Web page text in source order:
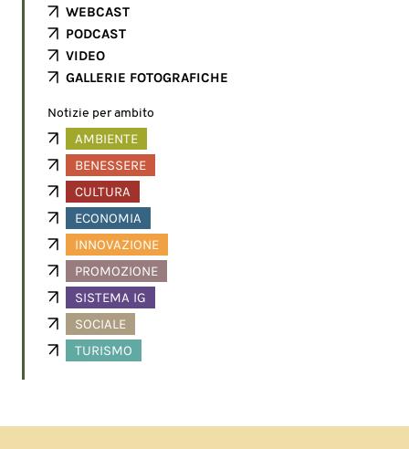
WEBCAST
PODCAST
VIDEO
GALLERIE FOTOGRAFICHE
Notizie per ambito
AMBIENTE
BENESSERE
CULTURA
ECONOMIA
INNOVAZIONE
PROMOZIONE
SISTEMA IG
SOCIALE
TURISMO